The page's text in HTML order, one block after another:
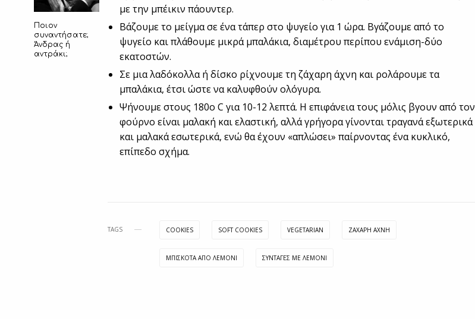
Ποιον
συναντήσατε;
Άνδρας ή
αντράκι;
με την μπέικιν πάουντερ.
Βάζουμε το μείγμα σε ένα τάπερ στο ψυγείο για 1 ώρα. Βγάζουμε από το
ψυγείο και πλάθουμε μικρά μπαλάκια, διαμέτρου περίπου ενάμιση-δύο
εκατοστών.
Σε μια λαδόκολλα ή δίσκο ρίχνουμε τη ζάχαρη άχνη και ρολάρουμε τα
μπαλάκια, έτσι ώστε να καλυφθούν ολόγυρα.
Ψήνουμε στους 180o C για 10-12 λεπτά. Η επιφάνεια τους μόλις βγουν από τον
φούρνο είναι μαλακή και ελαστική, αλλά γρήγορα γίνονται τραγανά εξωτερικά
και μαλακά εσωτερικά, ενώ θα έχουν «απλώσει» παίρνοντας ένα κυκλικό,
επίπεδο σχήμα.
TAGS COOKIES SOFT COOKIES VEGETARIAN ΖΑΧΑΡΗ ΑΧΝΗ
ΜΠΙΣΚΌΤΑ ΑΠΌ ΛΕΜΌΝΙ ΣΥΝΤΑΓΕΣ ΜΕ ΛΕΜΟΝΙ